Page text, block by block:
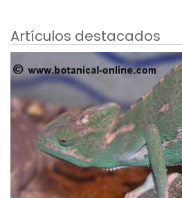
Artículos destacados